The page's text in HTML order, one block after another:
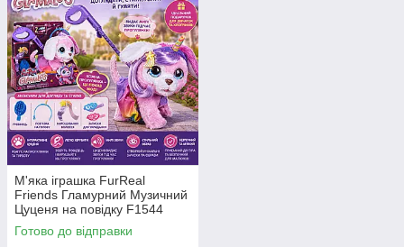
М'яка іграшка FurReal
Friends Гламурний Музичний
Цуценя на повідку F1544
Готово до відправки